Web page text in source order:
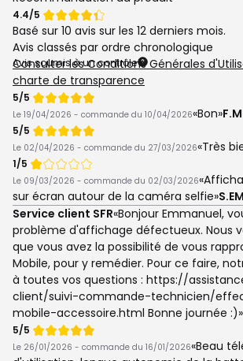
Note
de
4.4/5
Basé sur 10 avis sur les 12 derniers mois.
Avis classés par ordre chronologique
Avis soumis à un contrôle
Consulter les Conditions Générales
charte de transparence
Note
de
5/5
Le 19/04/2026 - commande du 10/04/2026 Bon
Note
de
5/5
Le 02/04/2026 - commande du 27/03/2026 Très
Note
de
1/5
Le 09/03/2026 - commande du 02/03/2026
sur écran autour de la caméra selfie
Réponse
du
Service client SFR Bonjour Emmanuel,
problème d'affichage défectueux. Nous
que vous avez la possibilité de vous
Mobile, pour y remédier. Pour ce faire,
à toutes vos questions : https://
client/suivi-commande-technicien/
mobile-accessoire.html Bonne journée :)
Note
de
5/5
Le 26/01/2026 - commande du 16/01/2026 Beau